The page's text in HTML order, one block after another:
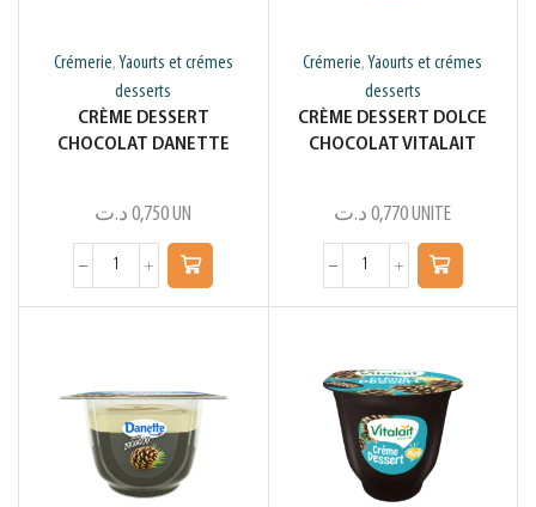
Crémerie, Yaourts et crémes
desserts
CRÈME DESSERT
CHOCOLAT DANETTE
0,750 د.ت UN
Crémerie, Yaourts et crémes
desserts
CRÈME DESSERT DOLCE
CHOCOLAT VITALAIT
0,770 د.ت UNITE